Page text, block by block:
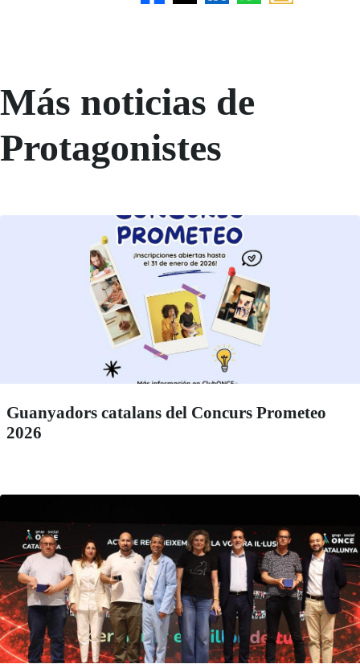
Más noticias de
Protagonistes
Guanyadors catalans del Concurs Prometeo
2026